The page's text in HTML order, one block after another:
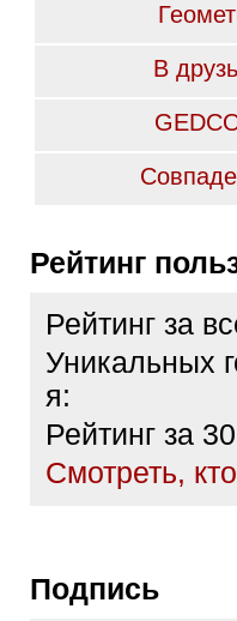
В
Рейтинг
Рейтинг за
Уникальных
я:
Рейтинг за
Cмотреть,
Подпись